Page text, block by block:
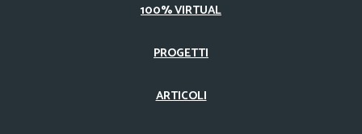
100% VIRTUAL
PROGETTI
ARTICOLI